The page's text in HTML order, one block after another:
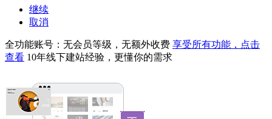
继续
取消
全功能账号：无会员等级，无额外收费 享受所有功能，点击
查看 10年线下建站经验，更懂你的需求